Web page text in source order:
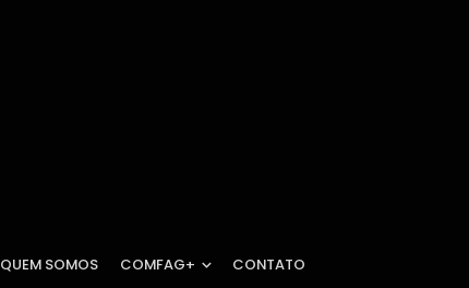
QUEM SOMOS COMFAG+ CONTATO